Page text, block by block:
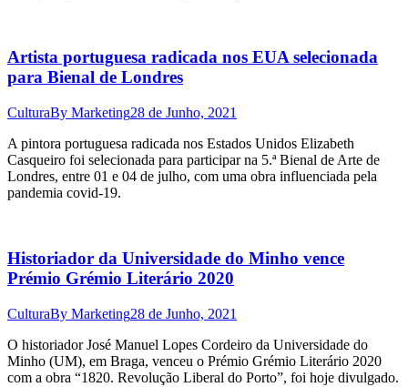
Artista portuguesa radicada nos EUA selecionada
para Bienal de Londres
CulturaBy Marketing28 de Junho, 2021
A pintora portuguesa radicada nos Estados Unidos Elizabeth
Casqueiro foi selecionada para participar na 5.ª Bienal de Arte de
Londres, entre 01 e 04 de julho, com uma obra influenciada pela
pandemia covid-19.
Historiador da Universidade do Minho vence
Prémio Grémio Literário 2020
CulturaBy Marketing28 de Junho, 2021
O historiador José Manuel Lopes Cordeiro da Universidade do
Minho (UM), em Braga, venceu o Prémio Grémio Literário 2020
com a obra “1820. Revolução Liberal do Porto”, foi hoje divulgado.